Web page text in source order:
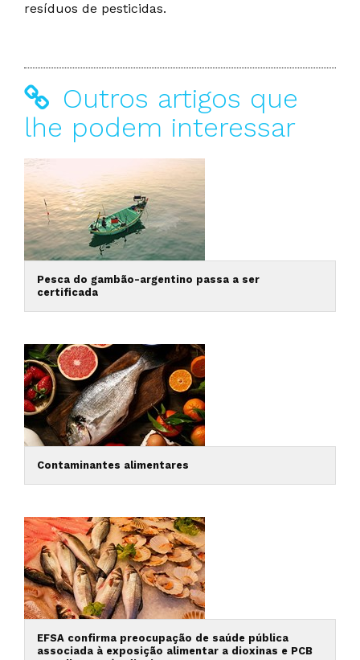
resíduos de pesticidas.
Outros artigos que
lhe podem interessar
Pesca do gambão-argentino passa a ser
certificada
Contaminantes alimentares
EFSA confirma preocupação de saúde pública
associada à exposição alimentar a dioxinas e PCB